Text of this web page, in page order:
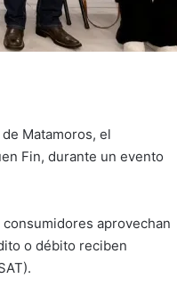
Matamoros, el
Fin, durante un evento
aprovechan
o débito reciben